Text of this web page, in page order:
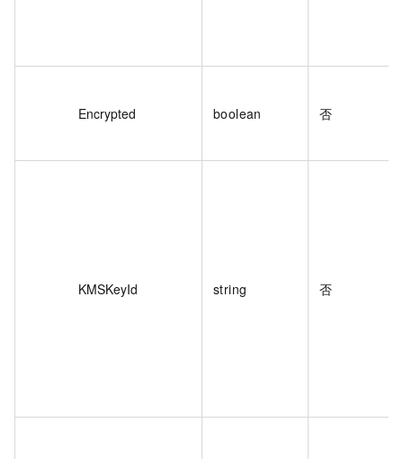
Encrypted boolean 否
KMSKeyId string 否